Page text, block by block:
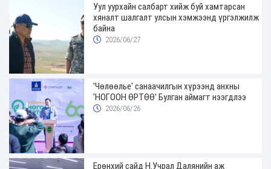
Уул уурхайн салбарт хийж буй хамтарсан
хяналт шалгалт улсын хэмжээнд үргэлжилж
байна
2026/06/27
'Чөлөөлье' санаачилгын хүрээнд анхны
'НОГООН ӨРТӨӨ' Булган аймагт нээгдлээ
2026/06/26
Ерөнхий сайд Н.Учрал Далянийн аж